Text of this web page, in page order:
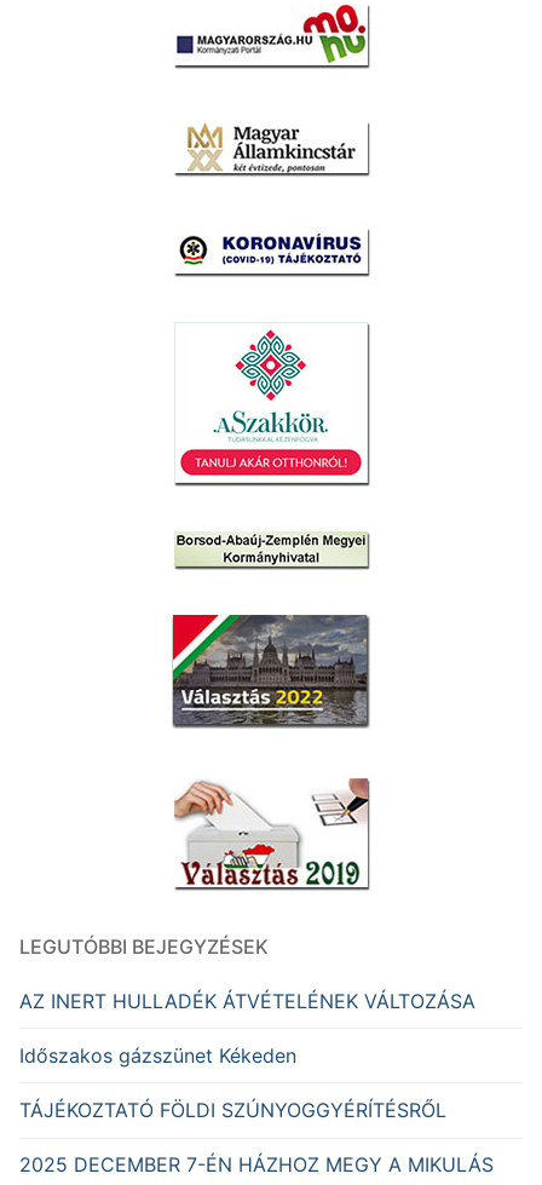
LEGUTÓBBI BEJEGYZÉSEK
AZ INERT HULLADÉK ÁTVÉTELÉNEK VÁLTOZÁSA
Időszakos gázszünet Kékeden
TÁJÉKOZTATÓ FÖLDI SZÚNYOGGYÉRÍTÉSRŐL
2025 DECEMBER 7-ÉN HÁZHOZ MEGY A MIKULÁS